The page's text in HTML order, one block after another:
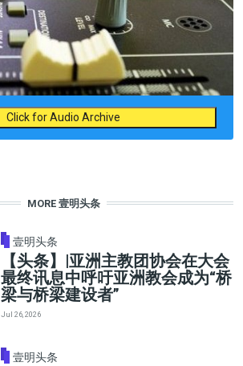
Click for Audio Archive
MORE 壹明头条
壹明头条
【头条】|亚洲主教团协会在大会
最终讯息中呼吁亚洲教会成为“桥
梁与桥梁建设者”
Jul 26, 2026
壹明头条